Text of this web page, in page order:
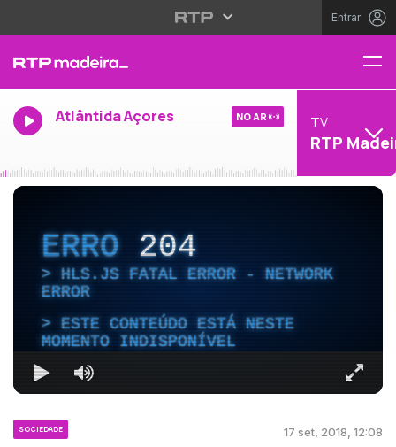
Entrar
Atlântida Açores NO AR TV
RTP
ERRO204
HLS.JS FATAL ERROR - NETWORK
ERROR
ESTE CONTEÚDO ESTÁ NESTE
MOMENTO INDISPONÍVEL
SOCIEDADE 17 set, 2018, 12:08